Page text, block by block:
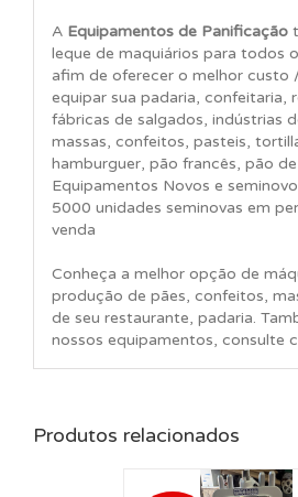
A Equipamentos de Panificação
leque de maquiários para todos
afim de oferecer o melhor custo
equipar sua padaria, confeitaria,
fábricas de salgados, indústrias
massas, confeitos, pasteis,
hamburguer, pão francês, pão
Equipamentos Novos e
5000 unidades seminovas em
venda
Conheça a melhor opção de
produção de pães, confeitos,
de seu restaurante, padaria.
nossos equipamentos, consulte
Produtos relacionados